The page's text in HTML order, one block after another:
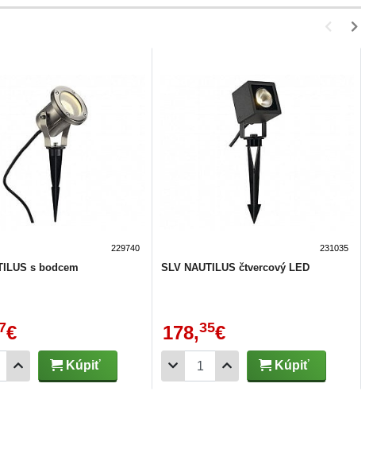
229740
s bodcem
€
Kúpiť
231035
SLV NAUTILUS čtvercový LED
178,35€
Kúpiť